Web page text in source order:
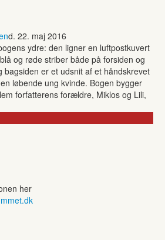
d. 22. maj 2016
ydre: den ligner en luftpostkuvert
og røde striber både på forsiden og
bagsiden er et udsnit af et håndskrevet
løbende ung kvinde. Bogen bygger
forfatterens forældre, Miklos og Lili,
her